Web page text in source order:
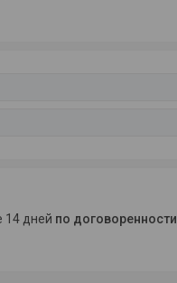
14 дней по договоренности